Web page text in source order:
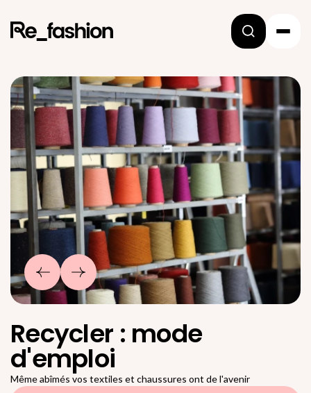
Recycler : mode
d'emploi
Même abîmés vos textiles et chaussures ont de l'avenir